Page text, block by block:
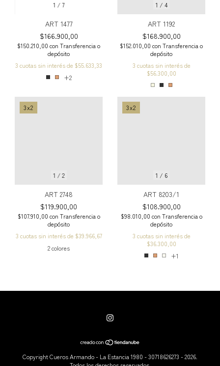
1 /7
ART 1477
$166.900,00
$150.210,00 con Transferencia o
depósito
3 cuotas sin interés de $55.633,33
+2
1 / 4
ART 1192
$168.900,00
$152.010,00 con Transferencia o
depósito
3 cuotas sin interés de
$56.300,00
1 /2
3x2
ART 2748
$119.900,00
$107.910,00 con Transferencia o
depósito
3 cuotas sin interés de $39.966,67
2 colores
1 / 6
3x2
ART 8203/1
$108.900,00
$98.010,00 con Transferencia o
depósito
3 cuotas sin interés de
$36.300,00
+1
Copyright Cueros Armando - La Estancia 1980 - 30718626273 - 2026.